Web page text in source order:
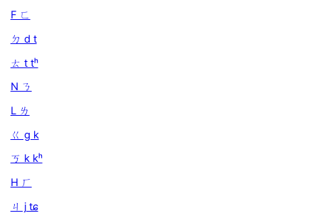
F ㄈ
ㄉ d t
ㄊ t tʰ
N ㄋ
L ㄌ
ㄍ g k
ㄎ k kʰ
H ㄏ
ㄐ j tɕ